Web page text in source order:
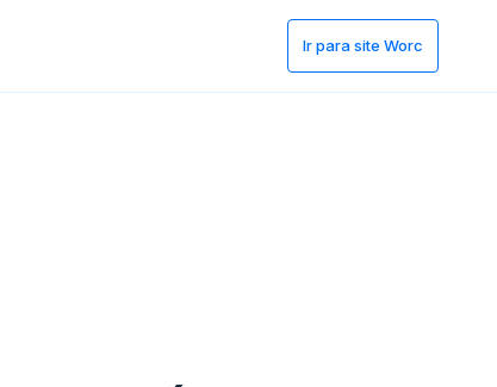
Ir para site Worc